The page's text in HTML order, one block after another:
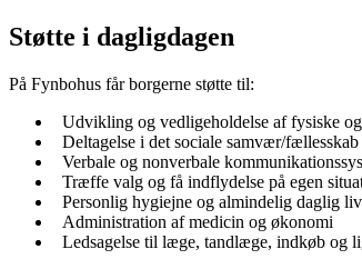
Støtte i dagligdagen
På Fynbohus får borgerne støtte til:
Udvikling og vedligeholdelse af fysiske
Deltagelse i det sociale samvær/
Verbale og nonverbale
Træffe valg og få indflydelse på egen
Personlig hygiejne og almindelig daglig
Administration af medicin og økonomi
Ledsagelse til læge, tandlæge, indkøb og